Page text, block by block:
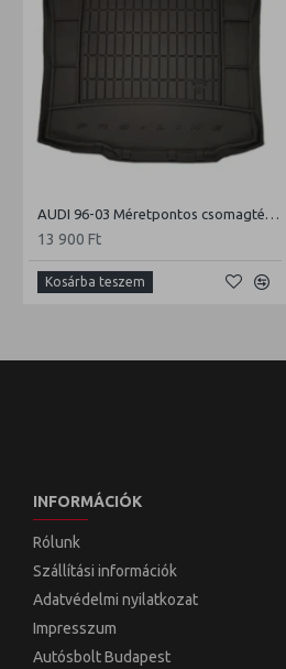
AUDI 96-03 Méretpontos csomagtértálca
13 900 Ft
Kosárba teszem
INFORMÁCIÓK
Rólunk
Szállítási információk
Adatvédelmi nyilatkozat
Impresszum
Autósbolt Budapest